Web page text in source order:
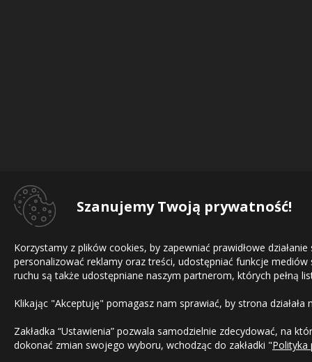
Szanujemy Twoją prywatność!
Korzystamy z plików cookies, by zapewniać prawidłowe
personalizować reklamy oraz treści, udostępniać funkcje
ruchu są także udostępniane naszym partnerom, których pełną
Klikając "Akceptuję" pomagasz nam sprawiać, by strona działała
Zakładka “Ustawienia” pozwala samodzielnie zdecydować, na
dokonać zmian swojego wyboru, wchodząc do zakładki "Polityka